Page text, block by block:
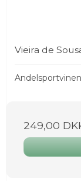
Vieira de
249,00